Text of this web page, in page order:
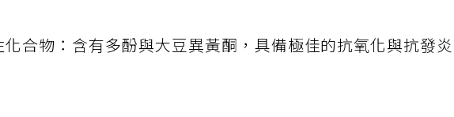
合物：含有多酚與大豆異黃酮，具備極佳的抗氧化與抗發炎